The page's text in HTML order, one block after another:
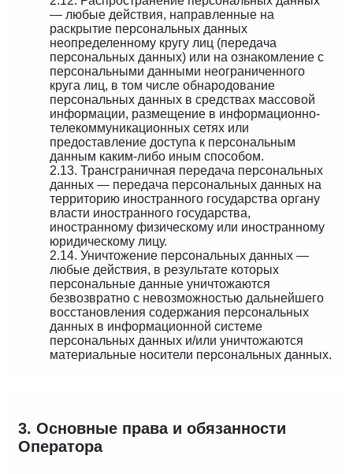
— любые действия, направленные на
раскрытие персональных данных
неопределенному кругу лиц (передача
персональных данных) или на ознакомление с
персональными данными неограниченного
круга лиц, в том числе обнародование
персональных данных в средствах массовой
информации, размещение в информационно-
телекоммуникационных сетях или
предоставление доступа к персональным
данным каким-либо иным способом.
2.13. Трансграничная передача персональных
данных — передача персональных данных на
территорию иностранного государства органу
власти иностранного государства,
иностранному физическому или иностранному
юридическому лицу.
2.14. Уничтожение персональных данных —
любые действия, в результате которых
персональные данные уничтожаются
безвозвратно с невозможностью дальнейшего
восстановления содержания персональных
данных в информационной системе
персональных данных и/или уничтожаются
материальные носители персональных данных.
3. Основные права и обязанности
Оператора